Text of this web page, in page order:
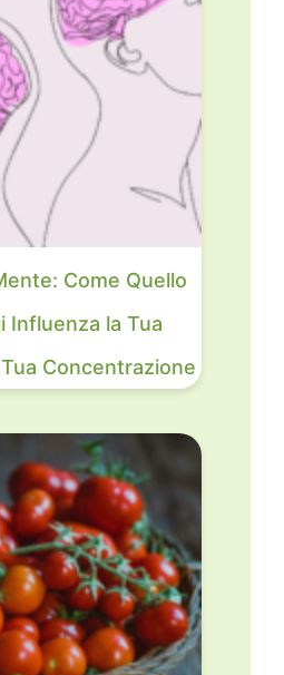
Come Quello
Influenza la Tua
Concentrazione